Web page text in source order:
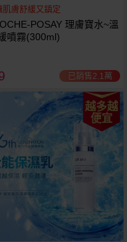
肌膚舒緩又鎮定
POSAY 理膚寶水~溫
噴霧(300ml)
已銷售2.1萬
越多越
便宜